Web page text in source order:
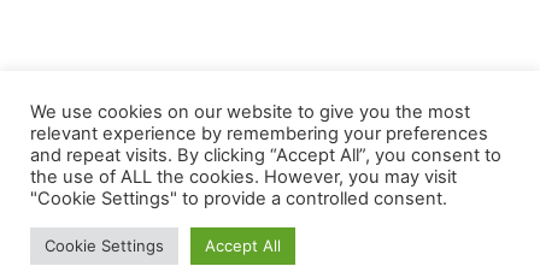
Proudly powered byWordPress
We use cookies on our website to give you the most
relevant experience by remembering your preferences
and repeat visits. By clicking “Accept All”, you consent to
the use of ALL the cookies. However, you may visit
"Cookie Settings" to provide a controlled consent.
Cookie Settings Accept All